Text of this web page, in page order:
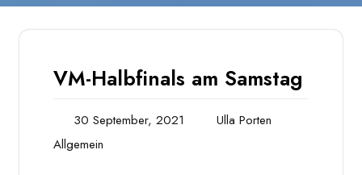
VM-Halbfinals am Samstag
30 September, 2021
Ulla Porten
Allgemein